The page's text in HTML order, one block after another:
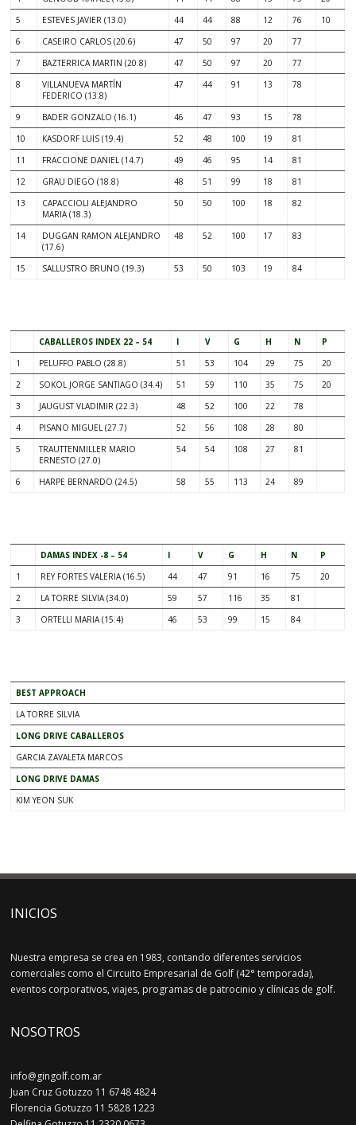
5
ESTEVES JAVIER (13.0) 44 44 88 12 76
10
6
CASEIRO CARLOS (20.6) 47 50 97 20
77
7
BAZTERRICA MARTIN (20.8) 47 50 97 20
77
8
VILLANUEVA MARTÍN
FEDERICO (13.8)
47 44 91 13 78
9 BADER GONZALO (16.1) 46 47 93 15
78
10
KASDORF LUIS (19.4) 52 48 100 19
81
11
FRACCIONE DANIEL (14.7) 49 46 95 14
81
12
GRAU DIEGO (18.8) 48 51 99 18
81
13
CAPACCIOLI ALEJANDRO
MARIA (18.3)
50 50 100 18 82
14
DUGGAN RAMON ALEJANDRO
(17.6)
48 52 100 17 83
15 SALLUSTRO BRUNO (19.3) 53 50 103 19 84
CABALLEROS INDEX 22 – 54 I V G H N
P
1
PELUFFO PABLO (28.8) 51 53 104 29 75
20
2
SOKOL JORGE SANTIAGO (34.4) 51 59 110 35 75
20
3
JAUGUST VLADIMIR (22.3) 48 52 100 22
78
4
PISANO MIGUEL (27.7) 52 56 108 28
80
5
TRAUTTENMILLER MARIO
ERNESTO (27.0)
54 54 108 27 81
6 HARPE BERNARDO (24.5) 58 55 113 24 89
DAMAS INDEX -8 – 54 I V G H N
P
1
REY FORTES VALERIA (16.5) 44 47 91 16 75
20
2
LA TORRE SILVIA (34.0) 59 57 116 35
81
3
ORTELLI MARIA (15.4) 46 53 99 15 84
BEST APPROACH
LA TORRE SILVIA
LONG DRIVE CABALLEROS
GARCIA ZAVALETA MARCOS
LONG DRIVE DAMAS
KIM YEON SUK
INICIOS
Nuestra empresa se crea en 1983, contando diferentes servicios
comerciales como el Circuito Empresarial de Golf (42° temporada),
eventos corporativos, viajes, programas de patrocinio y clínicas de golf.
NOSOTROS
info@gingolf.com.ar
Juan Cruz Gotuzzo 11 6748 4824
Florencia Gotuzzo 11 5828 1223